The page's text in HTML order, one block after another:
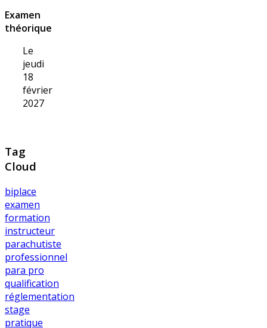
Examen
théorique
Le
jeudi
18
février
2027
Tag
Cloud
biplace
examen
formation
instructeur
parachutiste
professionnel
para pro
qualification
réglementation
stage
pratique